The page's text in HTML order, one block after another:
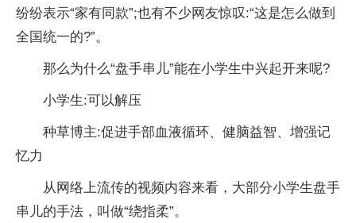
纷纷表示“家有同款”;也有不少网友惊叹:“这是怎么做到
全国统一的?”。
那么为什么“盘手串儿”能在小学生中兴起开来呢?
小学生:可以解压
种草博主:促进手部血液循环、健脑益智、增强记
忆力
从网络上流传的视频内容来看，大部分小学生盘手
串儿的手法，叫做“绕指柔”。